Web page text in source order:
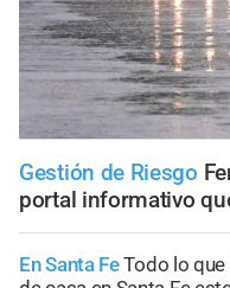
Gestión de Riesgo
portal informativo
En Santa FeTodo lo